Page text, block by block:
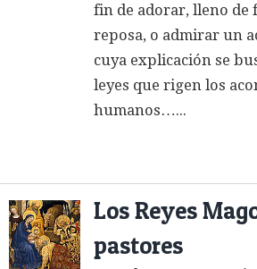
fin de adorar, lleno de
reposa, o admirar un
cuya explicación se
leyes que rigen los
humanos…...
Los Reyes
pastores